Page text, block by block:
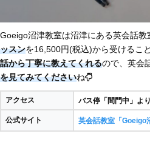
Goeigo沼津教室は沼津にある英会話教
ッスンを16,500円(税込)から受けるこ
話から丁寧に教えてくれるので、英会
を見てみてくださいね
アクセス バス停「間門中」よ
公式サイト 英会話教室「Goeigo